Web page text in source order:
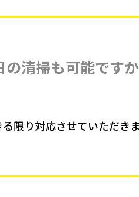
の清掃も可能です
限り対応させていただきま